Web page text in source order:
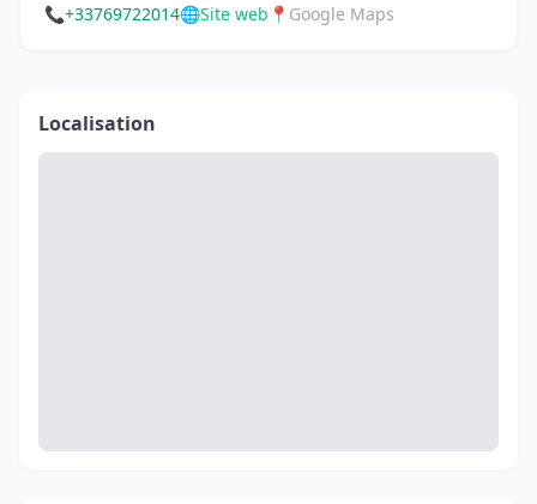
📞+33769722014🌐Site web 📍 Google Maps
Localisation